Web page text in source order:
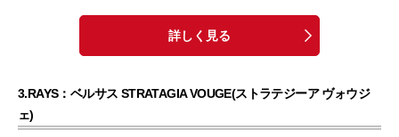
詳しく見る
3.RAYS：ベルサス STRATAGIA VOUGE(ストラテジーア ヴォウジ
ェ)